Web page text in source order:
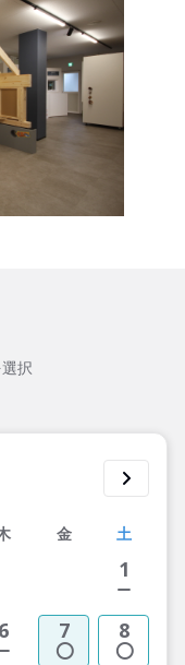
択
金 土
1
6 7 8